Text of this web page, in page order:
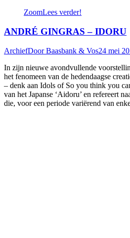
ZoomLees verder!
ANDRÉ GINGRAS – IDORU
ArchiefDoorBaasbank & Vos24 mei
In zijn nieuwe avondvullende
het fenomeen van de hedendaagse
– denk aan Idols of So you think you
van het Japanse ‘Aidoru’ en refereert
die, voor een periode variërend van